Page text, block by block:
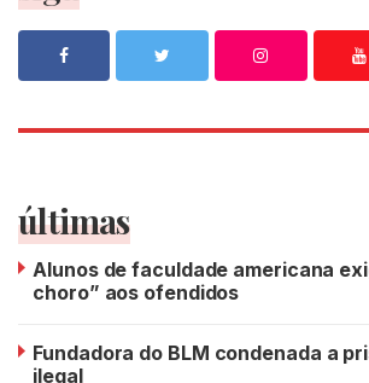
últimas
Alunos de faculdade americana
choro” aos ofendidos
Fundadora do BLM condenada a
ilegal